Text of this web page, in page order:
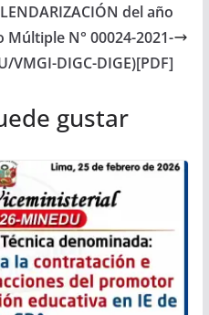
del año
Múltiple N° 00024-2021-
VMGI-DIGC-DIGE)[PDF]
gustar